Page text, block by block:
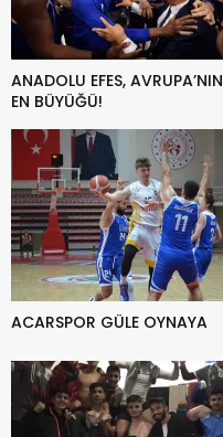
ANADOLU EFES, AVRUPA’NIN
EN BÜYÜĞÜ!
ACARSPOR GÜLE OYNAYA